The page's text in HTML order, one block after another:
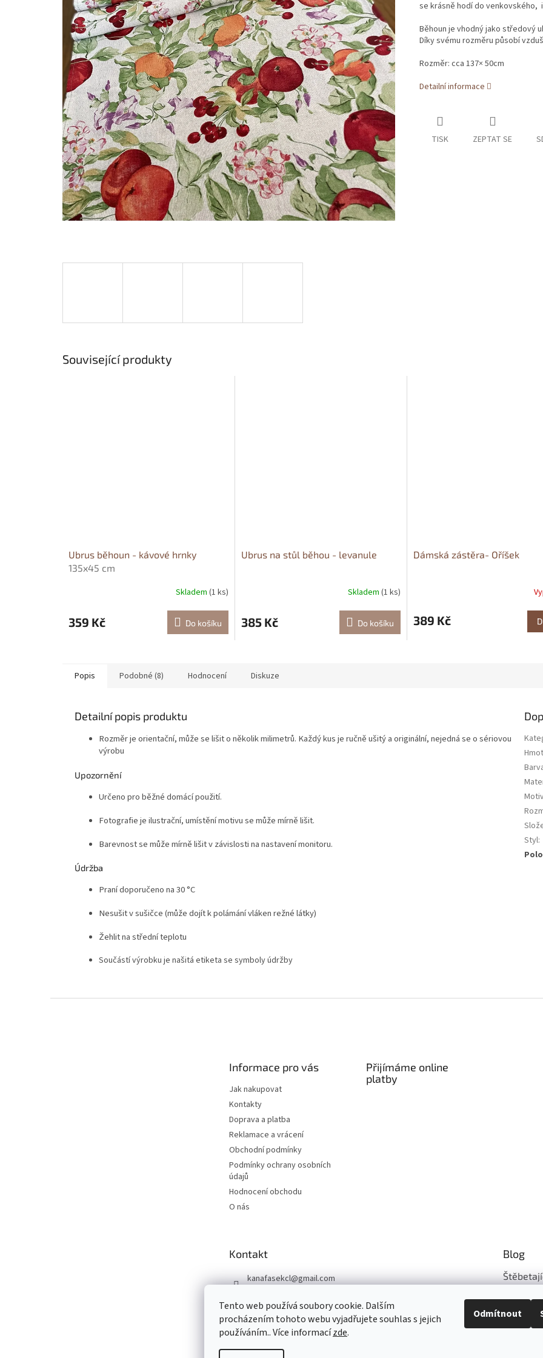
Tento web používá soubory cookie. Dalším
procházením tohoto webu vyjadřujete souhlas s jejich
používáním.. Více informacízde.
Odmítnout
se krásně hodí do venkovského,
Běhoun je vhodný jako středový
Díky svému rozměru působí
Rozměr: cca 137× 50cm
Detailní informace
TISK ZEPTAT SE
Související produkty
Ubrus běhoun - kávové hrnky
135x45 cm
Skladem (1 ks)
359 Kč Do košíku
Ubrus na stůl běhou - levanule
Skladem (1 ks)
385 Kč Do košíku
Dámská zástěra- Oříšek
389 Kč
Popis Podobné (8) Hodnocení Diskuze
Detailní popis produktu
Rozměr je orientační, může se lišit o několik milimetrů. Každý kus je ručně ušitý a originální, nejedná se o sériovou
výrobu
Upozornění
Určeno pro běžné domácí použití.
Fotografie je ilustrační, umístění motivu se může mírně lišit.
Barevnost se může mírně lišit v závislosti na nastavení monitoru.
Údržba
Praní doporučeno na 30 °C
Nesušit v sušičce (může dojít k polámání vláken režné látky)
Žehlit na střední teplotu
Součástí výrobku je našitá etiketa se symboly údržby
Styl:
Informace pro vás
Jak nakupovat
Kontakty
Doprava a platba
Reklamace a vrácení
Obchodní podmínky
Podmínky ochrany osobních
údajů
Hodnocení obchodu
O nás
Přijímáme online
platby
Kontakt
kanafasekcl@gmail.com
Kanafásek-CL
Blog
Šijeme z
ARCHIV